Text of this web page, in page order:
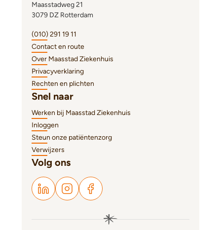
Maasstadweg 21
3079 DZ Rotterdam
(010) 291 19 11
Contact en route
Over Maasstad Ziekenhuis
Privacyverklaring
Rechten en plichten
Snel naar
Werken bij Maasstad Ziekenhuis
Inloggen
Steun onze patiëntenzorg
Verwijzers
Volg ons